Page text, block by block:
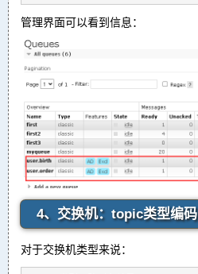
管理界面可以看到信息：
4、交换机：topic类型编码
对于交换机类型来说：